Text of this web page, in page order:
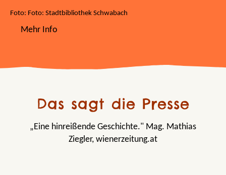
Foto: Foto: Stadtbibliothek Schwabach
Mehr Info
Das sagt die Presse
„Eine hinreißende Geschichte." Mag. Mathias
Ziegler, wienerzeitung.at